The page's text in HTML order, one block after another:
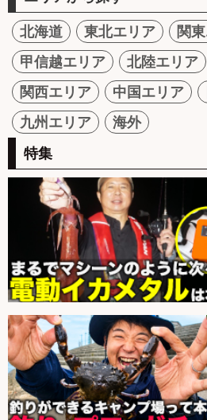
北海道 東北エリア
関
甲信越エリア
北陸エリア
関西エリア
中国エリア
九州エリア
海外
特集